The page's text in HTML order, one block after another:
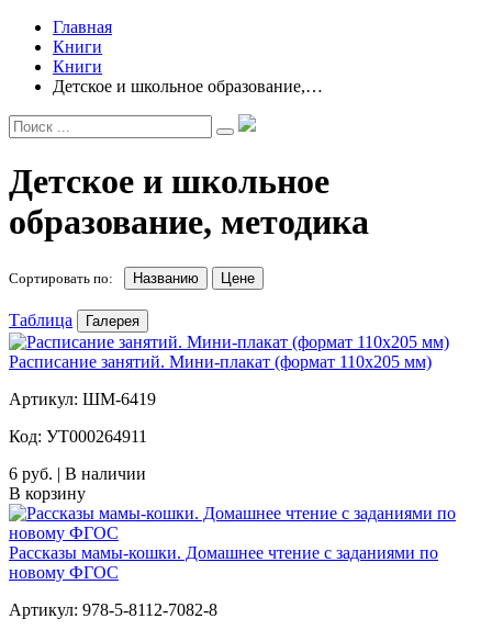
Главная
Книги
Книги
Детское и школьное образование,…
Детское и школьное
образование, методика
Сортировать по: Названию Цене
Таблица Галерея
Расписание занятий. Мини-плакат (формат 110х205 мм)
Артикул: ШМ-6419
Код: УТ000264911
6 руб. | В наличии
В корзину
Рассказы мамы-кошки. Домашнее чтение с заданиями по
новому ФГОС
Артикул: 978-5-8112-7082-8